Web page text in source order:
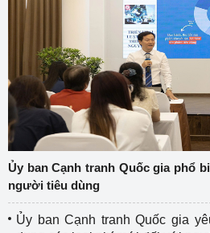
Ủy ban Cạnh tranh Quốc gia phổ
người tiêu dùng
Ủy ban Cạnh tranh Quốc gia